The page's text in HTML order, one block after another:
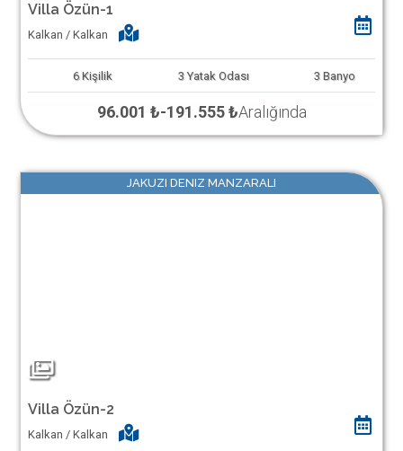
Villa Özün-1
Kalkan / Kalkan
6 Kişilik 3 Yatak Odası 3 Banyo
96.001 ₺-191.555 ₺Aralığında
JAKUZI DENIZ MANZARALI
Villa Özün-2
Kalkan / Kalkan